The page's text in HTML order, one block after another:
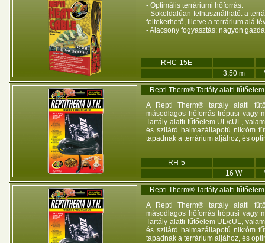
- Optimális terráriumi hőforrás.
- Sokoldalúan felhasználható: a
feltekerhető, illetve a terrárium alá
- Alacsony fogyasztás: nagyon
RHC-15E
3,50 m
Repti Therm® Tartály alatti
A Repti Therm® tartály alatti
másodlagos hőforrás trópusi vagy
Tartály alatti fűtőelem UL/cUL,
és szilárd halmazállapotú nikróm
tapadnak a terrárium aljához, és
RH-5
16 W
Repti Therm® Tartály alatti
A Repti Therm® tartály alatti
másodlagos hőforrás trópusi vagy
Tartály alatti fűtőelem UL/cUL,
és szilárd halmazállapotú nikróm
tapadnak a terrárium aljához, és